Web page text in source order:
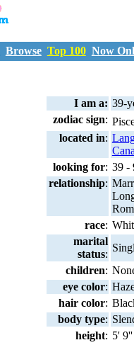
Browse Top 100 Now
I am a: 39-
zodiac sign:
located in:
looking for: 39 -
relationship:
race:
marital
status:
children:
eye color:
hair color:
body type:
height: 5'